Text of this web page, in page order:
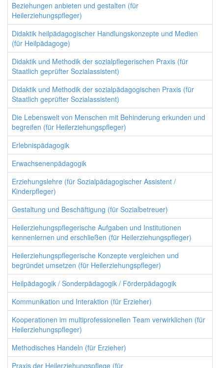
Beziehungen anbieten und gestalten (für
Heilerziehungspfleger)
Didaktik heilpädagogischer Handlungskonzepte und Medien
(für Heilpädagoge)
Didaktik und Methodik der sozialpflegerischen Praxis (für
Staatlich geprüfter Sozialassistent)
Didaktik und Methodik der sozialpädagogischen Praxis (für
Staatlich geprüfter Sozialassistent)
Die Lebenswelt von Menschen mit Behinderung erkunden und
begreifen (für Heilerziehungspfleger)
Erlebnispädagogik
Erwachsenenpädagogik
Erziehungslehre (für Sozialpädagogischer Assistent /
Kinderpfleger)
Gestaltung und Beschäftigung (für Sozialbetreuer)
Heilerziehungspflegerische Aufgaben und Institutionen
kennenlernen und erschließen (für Heilerziehungspfleger)
Heilerziehungspflegerische Konzepte vergleichen und
begründet umsetzen (für Heilerziehungspfleger)
Heilpädagogik / Sonderpädagogik / Förderpädagogik
Kommunikation und Interaktion (für Erzieher)
Kooperationen im multiprofessionellen Team verwirklichen (für
Heilerziehungspfleger)
Methodisches Handeln (für Erzieher)
Praxis der Heilerziehungspflege (für